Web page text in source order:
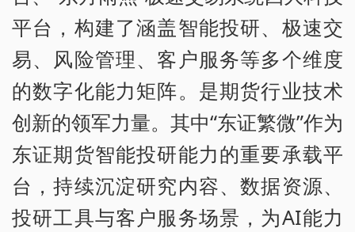
平台，构建了涵盖智能投研、极速交
易、风险管理、客户服务等多个维度
的数字化能力矩阵。是期货行业技术
创新的领军力量。其中“东证繁微”作为
东证期货智能投研能力的重要承载平
台，持续沉淀研究内容、数据资源、
投研工具与客户服务场景，为AI能力